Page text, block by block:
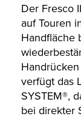
Der Fresco
auf Touren
Handfläche
verfügt das
SYSTEM®,
bei direkter